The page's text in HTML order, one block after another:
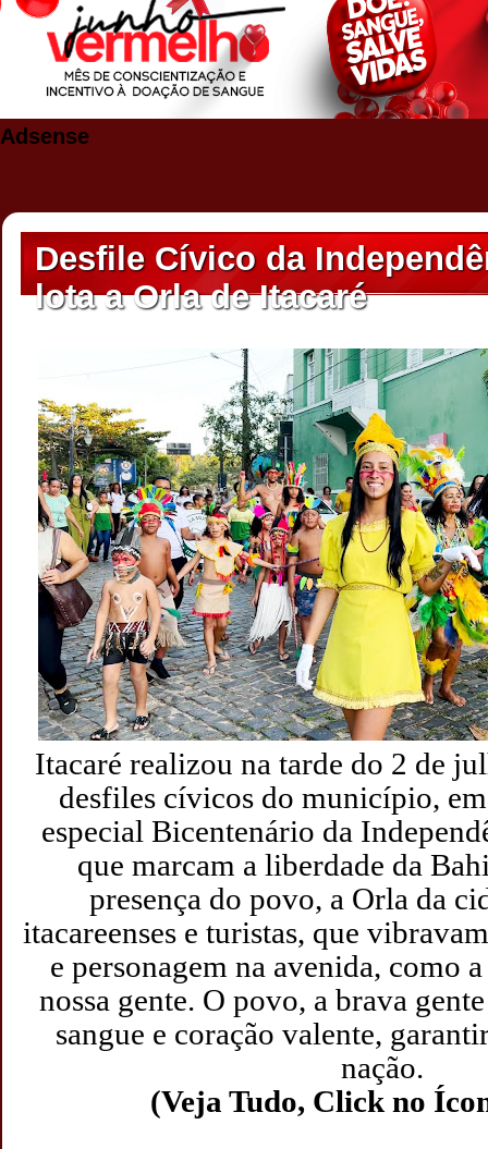
Adsense
Desfile Cívico da
lota a Orla de Itacaré
Itacaré realizou na tarde do 2 de
desfiles cívicos do município,
especial Bicentenário da
que marcam a liberdade da
presença do povo, a Orla da
itacareenses e turistas, que
e personagem na avenida, como
nossa gente. O povo, a brava
sangue e coração valente,
nação.
(Veja Tudo, Click no